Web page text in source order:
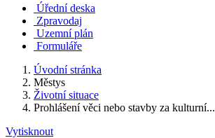
Úřední deska
Zpravodaj
Uzemní plán
Formuláře
Úvodní stránka
Městys
Životní situace
Prohlášení věci nebo stavby za kulturní...
Vytisknout